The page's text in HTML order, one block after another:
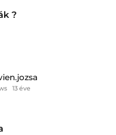
?
13 éve